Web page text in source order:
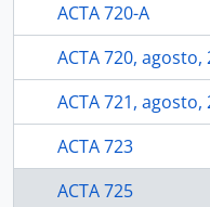
ACTA 720-A
ACTA 720, agosto,
ACTA 721, agosto,
ACTA 723
ACTA 725